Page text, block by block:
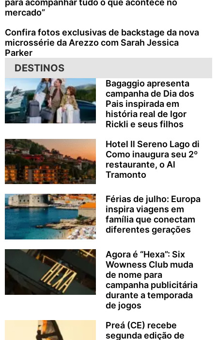
mercado”
Confira fotos exclusivas de backstage da nova
microssérie da Arezzo com Sarah Jessica
Parker
DESTINOS
Bagaggio apresenta
campanha de Dia dos
Pais inspirada em
história real de Igor
Rickli e seus filhos
Hotel Il Sereno Lago di
Como inaugura seu 2º
restaurante, o Al
Tramonto
Férias de julho: Europa
inspira viagens em
família que conectam
diferentes gerações
Agora é “Hexa”: Six
Wowness Club muda
de nome para
campanha publicitária
durante a temporada
de jogos
Preá (CE) recebe
segunda edição de